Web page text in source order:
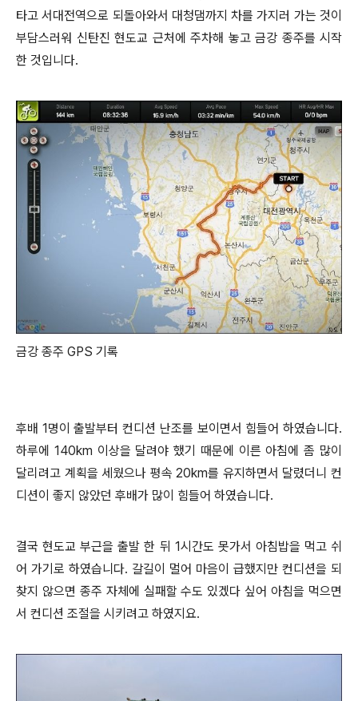
타고 서대전역으로 되돌아와서 대청댐까지 차를 가지러 가는 것이
부담스러워 신탄진 현도교 근처에 주차해 놓고 금강 종주를 시작
한 것입니다.
금강 종주 GPS 기록
후배 1명이 출발부터 컨디션 난조를 보이면서 힘들어 하였습니다.
하루에 140km 이상을 달려야 했기 때문에 이른 아침에 좀 많이
달리려고 계획을 세웠으나 평속 20km를 유지하면서 달렸더니 컨
디션이 좋지 않았던 후배가 많이 힘들어 하였습니다.
결국 현도교 부근을 출발 한 뒤 1시간도 못가서 아침밥을 먹고 쉬
어 가기로 하였습니다. 갈길이 멀어 마음이 급했지만 컨디션을 되
찾지 않으면 종주 자체에 실패할 수도 있겠다 싶어 아침을 먹으면
서 컨디션 조절을 시키려고 하였지요.